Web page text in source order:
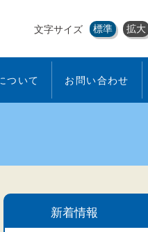
文字サイズ 標準 拡大
ついて お問い合わせ
新着情報